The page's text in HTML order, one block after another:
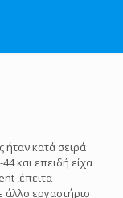
ήταν κατά σειρά
και επειδή είχα
,έπειτα
εργαστήριο